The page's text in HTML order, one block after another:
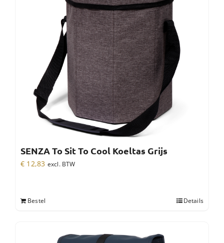
SENZA To Sit To Cool Koeltas Grijs
€ 12,83 excl. BTW
Bestel Details